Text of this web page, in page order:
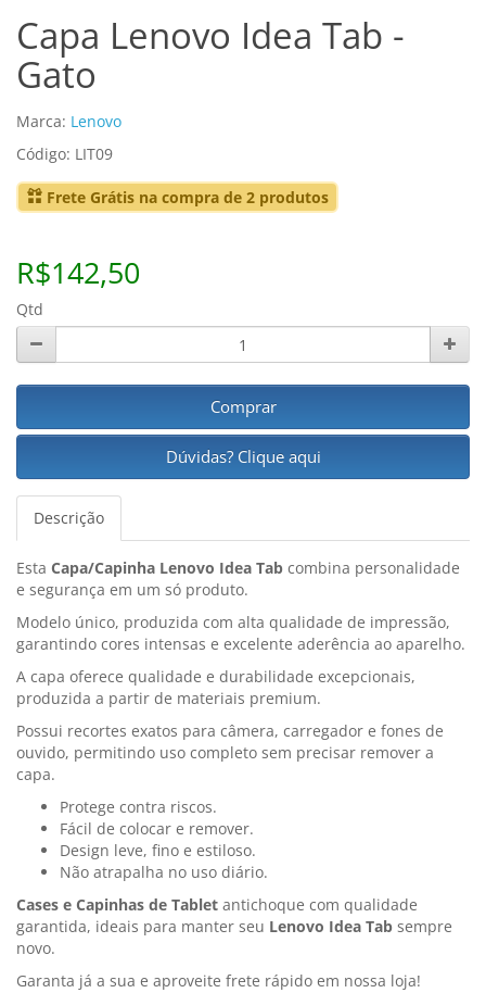
Capa Lenovo Idea Tab -
Gato
Marca: Lenovo
Código: LIT09
Frete Grátis na compra de 2 produtos
R$142,50
Qtd
Comprar
Dúvidas? Clique aqui
Descrição
Esta Capa/Capinha Lenovo Idea Tab combina personalidade
e segurança em um só produto.
Modelo único, produzida com alta qualidade de impressão,
garantindo cores intensas e excelente aderência ao aparelho.
A capa oferece qualidade e durabilidade excepcionais,
produzida a partir de materiais premium.
Possui recortes exatos para câmera, carregador e fones de
ouvido, permitindo uso completo sem precisar remover a
capa.
Protege contra riscos.
Fácil de colocar e remover.
Design leve, fino e estiloso.
Não atrapalha no uso diário.
Cases e Capinhas de Tablet antichoque com qualidade
garantida, ideais para manter seu Lenovo Idea Tab sempre
novo.
Garanta já a sua e aproveite frete rápido em nossa loja!